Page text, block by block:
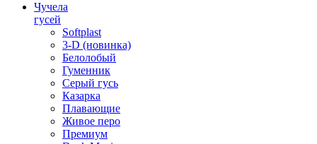
Чучела
гусей
Softplast
3-D (новинка)
Белолобый
Гуменник
Серый гусь
Казарка
Плавающие
Живое перо
Премиум